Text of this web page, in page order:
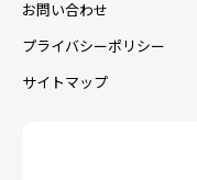
お問い合わせ
プライバシーポリシー
サイトマップ